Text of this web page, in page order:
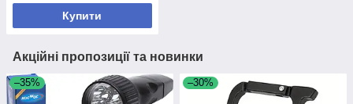
Купити
Акційні пропозиції та новинки
–35% –30%